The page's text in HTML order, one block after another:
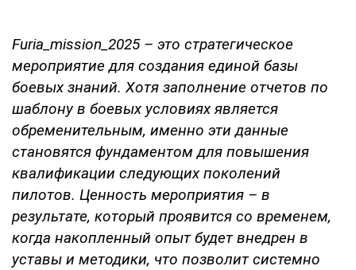
Furia_mission_2025 – это стратегическое
мероприятие для создания единой базы
боевых знаний. Хотя заполнение отчетов по
шаблону в боевых условиях является
обременительным, именно эти данные
становятся фундаментом для повышения
квалификации следующих поколений
пилотов. Ценность мероприятия – в
результате, который проявится со временем,
когда накопленный опыт будет внедрен в
уставы и методики, что позволит системно